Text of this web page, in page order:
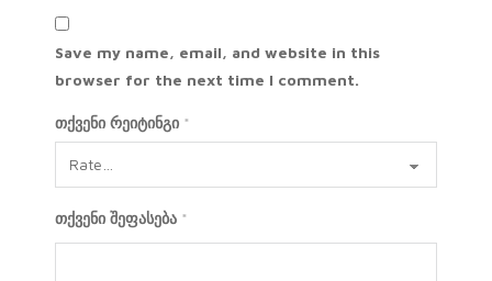
Save my name, email, and website in this
browser for the next time I comment.
თქვენი რეიტინგი *
თქვენი შეფასება *